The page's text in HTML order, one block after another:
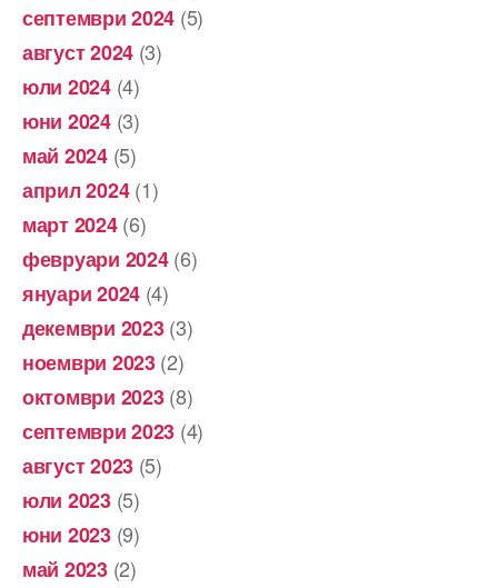
септември 2024 (5)
август 2024 (3)
юли 2024(4)
юни 2024(3)
май 2024(5)
април 2024(1)
март 2024(6)
февруари 2024(6)
януари 2024 (4)
декември 2023(3)
ноември 2023(2)
октомври 2023(8)
септември 2023 (4)
август 2023 (5)
юли 2023(5)
юни 2023(9)
май 2023(2)